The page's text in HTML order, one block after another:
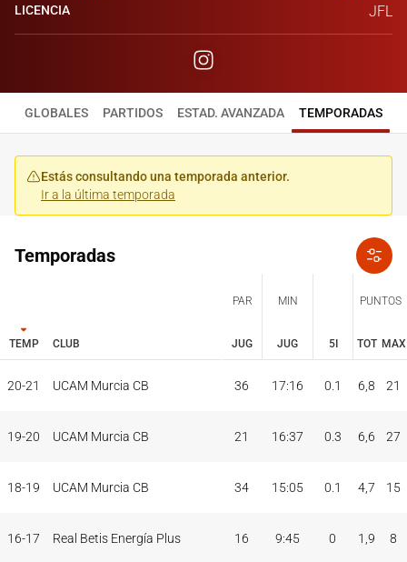
LICENCIA JFL
GLOBALES PARTIDOS ESTAD. AVANZADA TEMPORADAS
Estás consultando una temporada anterior.
Ir a la última temporada
Temporadas
TEMP CLUB
PAR MIN
5I
PUNTOS
JUG JUG TOT MAX
TEMP CLUB
PAR MIN
5I
PUNTOS
20-21 UCAM Murcia CB 36 17:16 0.1 6,8 21
19-20 UCAM Murcia CB 21 16:37 0.3 6,6 27
18-19 UCAM Murcia CB 34 15:05 0.1 4,7 15
16-17 Real Betis Energía Plus 16 9:45 0 1,9 8